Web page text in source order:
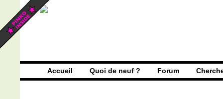
Accueil Quoi de neuf ? Forum